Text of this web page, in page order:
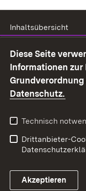
Inhaltsübersicht
Benutzungshinweise
Kontakt
Diese Seite
Informationen
Datenschutz.
Technisch
Drittanbieter-
Akzeptieren